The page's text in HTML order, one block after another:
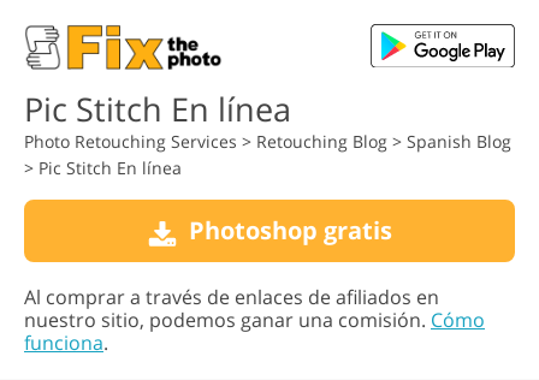
Pic Stitch En línea
Photo Retouching Services > Retouching Blog > Spanish Blog
> Pic Stitch En línea
Photoshop gratis
Al comprar a través de enlaces de afiliados en
nuestro sitio, podemos ganar una comisión. Cómo
funciona.